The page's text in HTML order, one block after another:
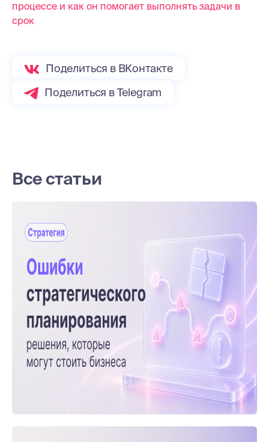
процессе и как он помогает выполнять задачи в
срок
Поделиться в ВКонтакте
Поделиться в Telegram
Все статьи